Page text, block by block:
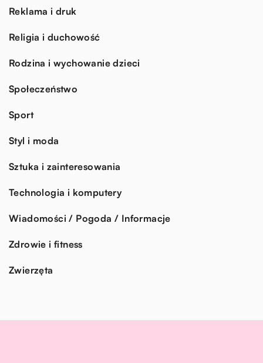
Reklama i druk
Religia i duchowość
Rodzina i wychowanie dzieci
Społeczeństwo
Sport
Styl i moda
Sztuka i zainteresowania
Technologia i komputery
Wiadomości / Pogoda / Informacje
Zdrowie i fitness
Zwierzęta